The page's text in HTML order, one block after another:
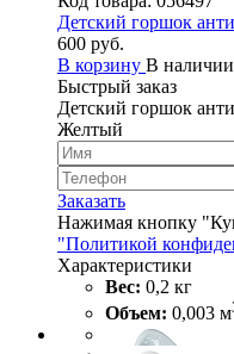
Детский горшок
600 руб.
В корзину В наличии
Быстрый заказ
Детский горшок
Желтый
Заказать
Нажимая кнопку
"Политикой
Характеристики
Вес: 0,2 кг
Объем: 0,003 м